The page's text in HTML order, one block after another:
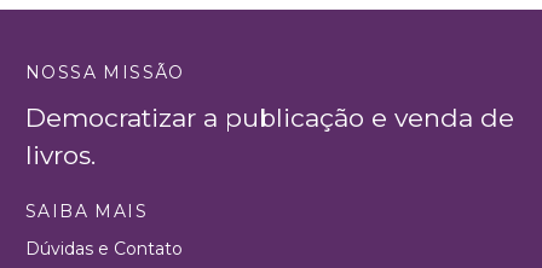
NOSSA MISSÃO
Democratizar a publicação e venda de
livros.
SAIBA MAIS
Dúvidas e Contato